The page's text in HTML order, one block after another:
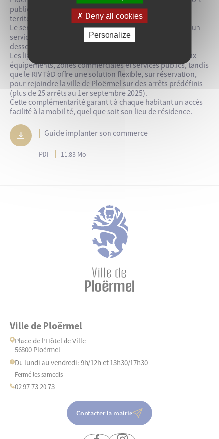
public pensée pour relier efficacement l’ensemble du
territoire, alliant simplicité, accessibilité et proximité.
Le service RIV, composé de lignes régulières de bus et d’un
service de Transport à la Demande (TàD), permet de
desservir finement la ville de Ploërmel.
Les lignes RIV Bus assurent des trajets vers les principaux
équipements, zones commerciales et services publics, tandis
que le RIV TàD offre une solution flexible, sur réservation,
pour rejoindre la ville de Ploërmel sur des arrêts prédéfinis
(plus de 25 arrêts au 1er septembre 2025).
Cette complémentarité garantit à chaque habitant un accès
facilité à la mobilité, quel que soit son lieu de résidence.
Guide implanter son commerce
PDF 11.83 Mo
Ville de Ploërmel
Place de l'Hôtel de Ville
56800 Ploërmel
Du lundi au vendredi: 9h/12h et 13h30/17h30
Fermé les samedis
02 97 73 20 73
Contacter la mairie
Deny all cookies
Personalize